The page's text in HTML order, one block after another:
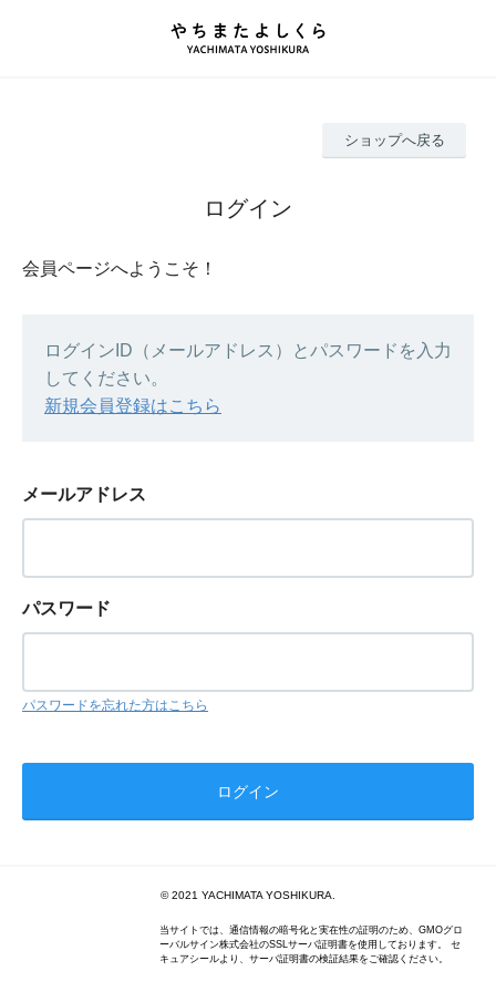
ショップへ戻る
ログイン
会員ページへようこそ！
ログインID（メールアドレス）とパスワードを入力
してください。
新規会員登録はこちら
メールアドレス
パスワード
パスワードを忘れた方はこちら
© 2021 YACHIMATA YOSHIKURA.
当サイトでは、通信情報の暗号化と実在性の証明のため、GMOグロ
ーバルサイン株式会社のSSLサーバ証明書を使用しております。 セ
キュアシールより、サーバ証明書の検証結果をご確認ください。